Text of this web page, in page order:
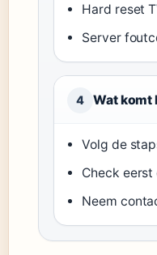
Hard reset
Server
4 Wat komt
Volg de
Check
Neem